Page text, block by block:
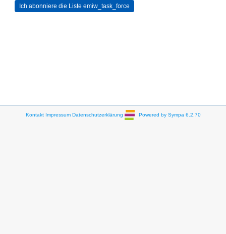
Kontakt Impressum Datenschutzerklärung Powered by Sympa 6.2.70